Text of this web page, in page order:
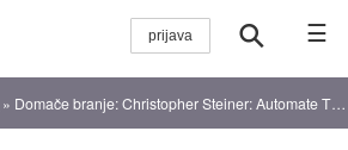
☰
» Domače branje: Christopher Steiner: Automate This (2012)